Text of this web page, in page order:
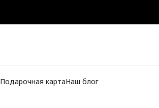
Подарочная картаНаш блог